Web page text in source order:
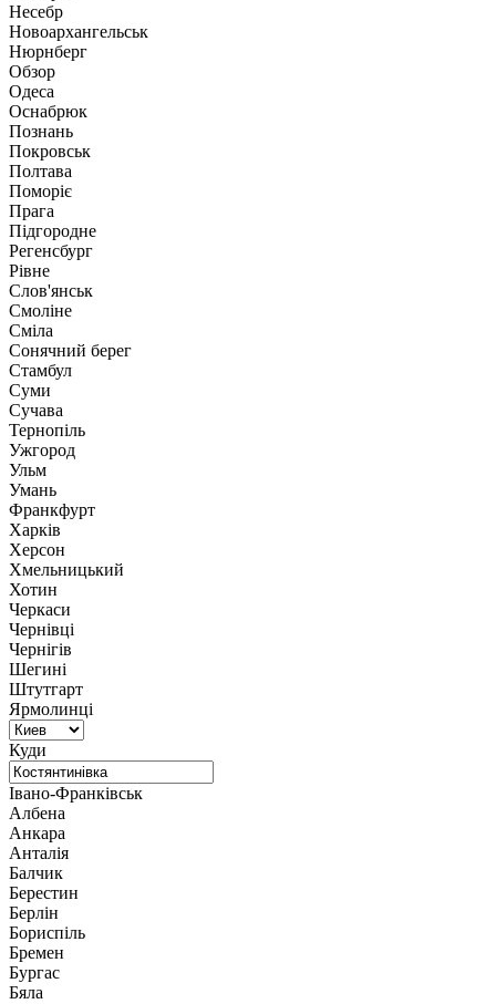
Несебр
Новоархангельськ
Нюрнберг
Обзор
Одеса
Оснабрюк
Познань
Покровськ
Полтава
Поморіє
Прага
Підгородне
Регенсбург
Рівне
Слов'янськ
Смоліне
Сміла
Сонячний берег
Стамбул
Суми
Сучава
Тернопіль
Ужгород
Ульм
Умань
Франкфурт
Харків
Херсон
Хмельницький
Хотин
Черкаси
Чернівці
Чернігів
Шегині
Штутгарт
Ярмолинці
Куди
Івано-Франківськ
Албена
Анкара
Анталія
Балчик
Берестин
Берлін
Бориспіль
Бремен
Бургас
Бяла